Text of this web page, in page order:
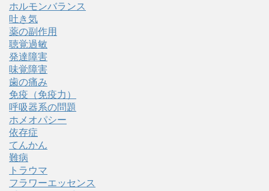
ホルモンバランス
吐き気
薬の副作用
聴覚過敏
発達障害
味覚障害
歯の痛み
免疫（免疫力）
呼吸器系の問題
ホメオパシー
依存症
てんかん
難病
トラウマ
フラワーエッセンス